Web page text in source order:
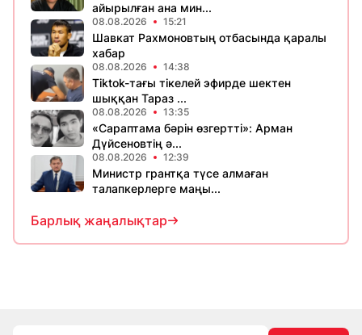
айырылған ана мин...
08.08.2026 15:21
Шавкат Рахмоновтың отбасында қаралы
хабар
08.08.2026 14:38
Tiktok-тағы тікелей эфирде шектен
шыққан Тараз ...
08.08.2026 13:35
«Сараптама бәрін өзгертті»: Арман
Дүйсеновтің ә...
08.08.2026 12:39
Министр грантқа түсе алмаған
талапкерлерге маңы...
Барлық жаңалықтар